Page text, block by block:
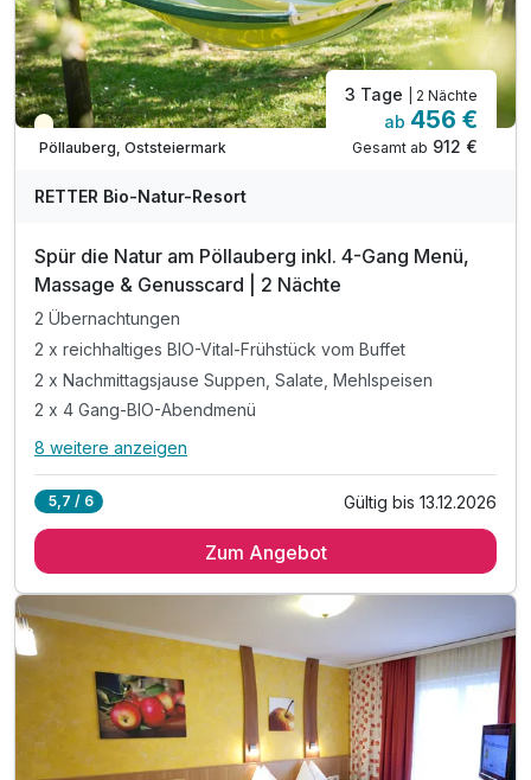
Teilweise ausgelastet
Pöllauberg, Oststeiermark
3 Tage | 2 Nächte
ab 456 €
Gesamt ab 912 €
RETTER Bio-Natur-Resort
Spür die Natur am Pöllauberg inkl. 4-Gang Menü,
Massage & Genusscard | 2 Nächte
2 Übernachtungen
2 x reichhaltiges BIO-Vital-Frühstück vom Buffet
2 x Nachmittagsjause Suppen, Salate, Mehlspeisen
2 x 4 Gang-BIO-Abendmenü
Alle Inklusivleistungen
2 x reichhaltiges BIO-Vital-Frühstück vom Buffet
2 x 4 Gang-BIO-Abendmenü
1 x Teilmassage o. Gesichtsrelaxmassage (25 min.)
inkl. GenussCard mit 200 Ausflugszielen
inkl. Aperitifweinverkostung (samstags)
inkl. Geführte Nordic-Walking-Tour (samstags)
inkl. Führung durch das Retter BioGut MO/DI/FR/SA
8 weitere anzeigen
5,7 / 6 Gültig bis 13.12.2026
Zum Angebot